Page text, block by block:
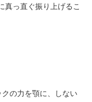
っ直ぐ振り上げるこ
の力を顎に、しない